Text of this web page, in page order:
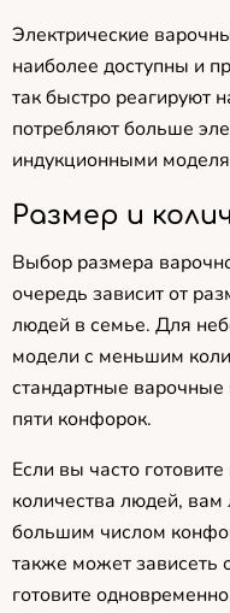
Электрические
наиболее доступны и
так быстро реагируют
потребляют больше
индукционными
Размер и
Выбор размера
очередь зависит от
людей в семье. Для
модели с меньшим
стандартные
пяти конфорок.
Если вы часто
количества людей,
большим числом
также может зависеть
готовите